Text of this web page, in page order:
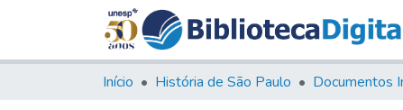
Início História de São Paulo Documentos